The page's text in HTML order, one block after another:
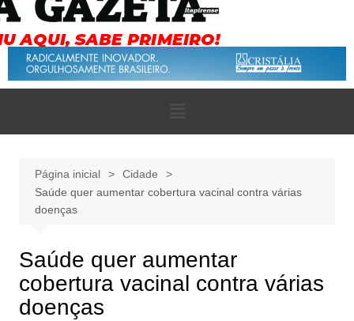
Página inicial
Cidade
Saúde quer aumentar cobertura vacinal contra várias
doenças
Saúde quer aumentar
cobertura vacinal contra várias
doenças